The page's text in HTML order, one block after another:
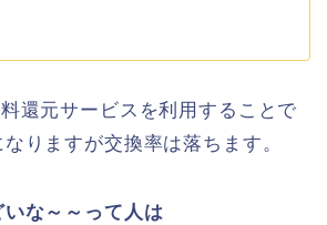
還元サービスを利用することで
りますが交換率は落ちます。
な～～って人は